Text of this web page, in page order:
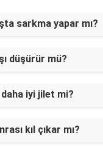
sarkma yapar mı?
düşürür mü?
daha iyi jilet mi?
kıl çıkar mı?